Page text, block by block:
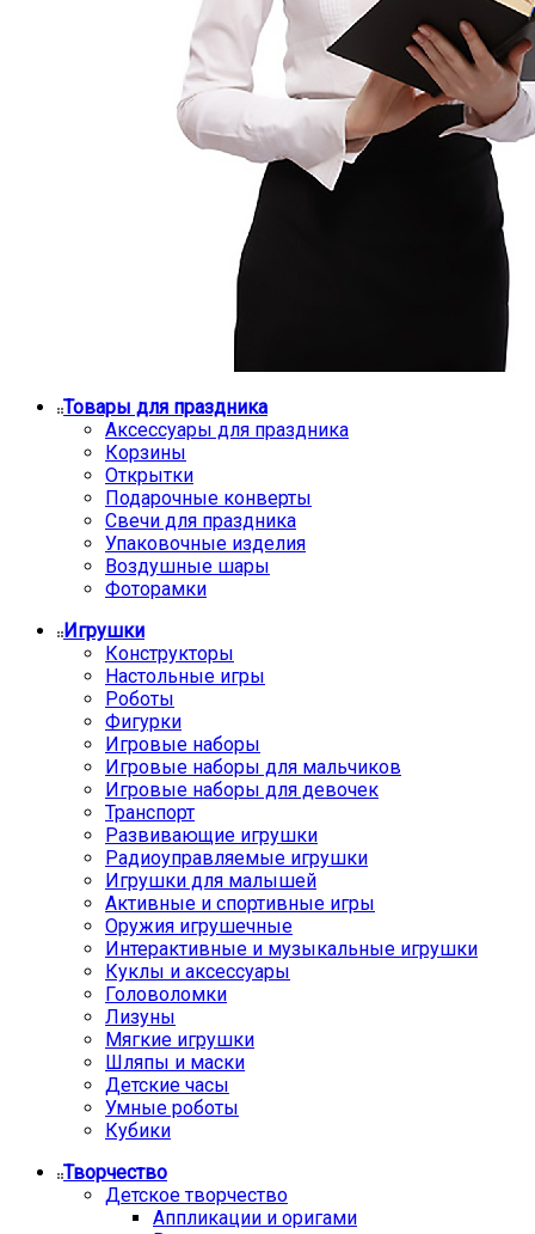
Товары для праздника
Аксессуары для праздника
Корзины
Открытки
Подарочные конверты
Свечи для праздника
Упаковочные изделия
Воздушные шары
Фоторамки
Игрушки
Конструкторы
Настольные игры
Роботы
Фигурки
Игровые наборы
Игровые наборы для мальчиков
Игровые наборы для девочек
Транспорт
Развивающие игрушки
Радиоуправляемые игрушки
Игрушки для малышей
Активные и спортивные игры
Оружия игрушечные
Интерактивные и музыкальные игрушки
Куклы и аксессуары
Головоломки
Лизуны
Мягкие игрушки
Шляпы и маски
Детские часы
Умные роботы
Кубики
Творчество
Детское творчество
Аппликации и оригами